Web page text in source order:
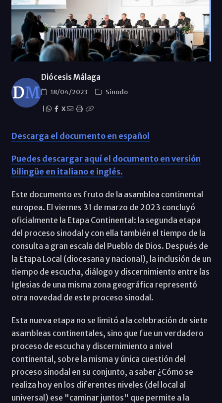
Diócesis Málaga
18/04/2023
Sínodo
X
Descarga el documento en español
Puedes descargar aquí el documento en versión
bilingüe en italiano e inglés.
Este documento es fruto de la asamblea continental
europea. El viernes 31 de marzo de 2023 concluyó
oficialmente la Etapa Continental: la segunda etapa
del proceso sinodal y con ella también el tiempo de la
consulta a gran escala del Pueblo de Dios. Después de
la Etapa Local (diocesana y nacional), la inclusión de un
tiempo de escucha, diálogo y discernimiento entre las
Iglesias de una misma zona geográfica representó
otra novedad de este proceso sinodal.
Esta nueva etapa no se limitó a la celebración de siete
asambleas continentales, sino que fue un verdadero
proceso de escucha y discernimiento a nivel
continental, sobre la misma y única cuestión del
proceso sinodal en su conjunto, a saber ¿Cómo se
realiza hoy en los diferentes niveles (del local al
universal) ese "caminar juntos" que permite a la